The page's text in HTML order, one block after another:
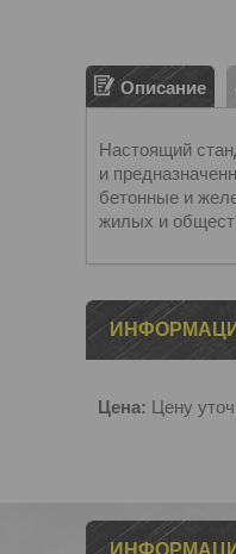
Описание
Настоящий
и
бетонные и
жилых и
Цена: Цену